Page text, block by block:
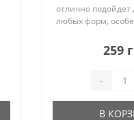
отлично подойдет
любых форм,
флис, благодаря
идеально ложится
259
-
В